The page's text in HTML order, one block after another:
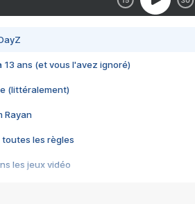
13 ans (et vous l'avez ignoré)
(littéralement)
Rayan
toutes les règles
les jeux vidéo